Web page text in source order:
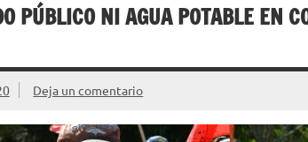
PÚBLICO NI AGUA POTABLE EN
Deja un comentario